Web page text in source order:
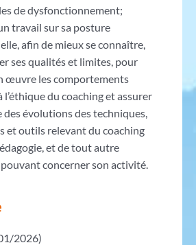
de dysfonctionnement;
travail sur sa posture
afin de mieux se connaître,
ses qualités et limites, pour
œuvre les comportements
l’éthique du coaching et assurer
des évolutions des techniques,
et outils relevant du coaching
et de tout autre
concerner son activité.
2026)